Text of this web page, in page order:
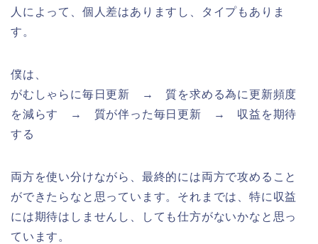
人によって、個人差はありますし、タイプもありま
す。
僕は、
がむしゃらに毎日更新 → 質を求める為に更新頻度
を減らす → 質が伴った毎日更新 → 収益を期待
する
両方を使い分けながら、最終的には両方で攻めること
ができたらなと思っています。それまでは、特に収益
には期待はしませんし、しても仕方がないかなと思っ
ています。